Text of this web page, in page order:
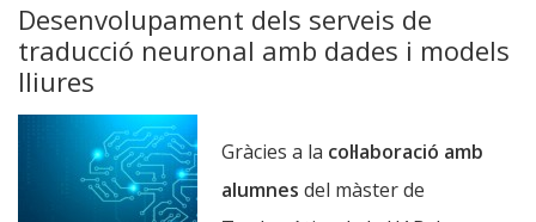
Desenvolupament dels serveis de
traducció neuronal amb dades i models
lliures
Gràcies a la col·laboració amb
alumnes del màster de